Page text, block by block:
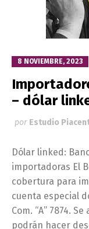
8 NOVIEMBRE, 2023
– dólar
por Estudio
Dólar linked:
importadoras El
cobertura para
cuenta especial
Com. “A” 7874.
podrán hacer